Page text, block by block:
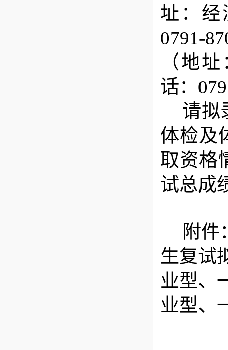
址： 经
0791-
（地
话：
请拟
体检及
取资格
试总成
附件
生复试
业型、
业型、